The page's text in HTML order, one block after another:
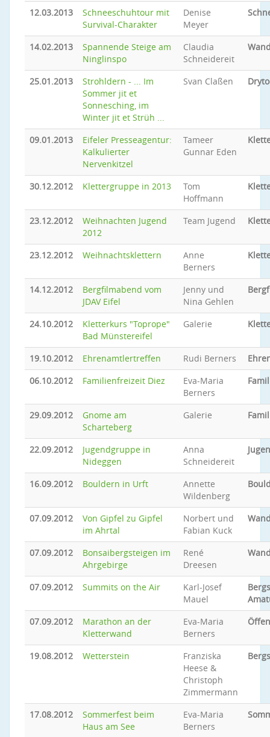
12.03.2013
Schneeschuhtour mit
Survival-Charakter
Denise
Meyer
14.02.2013
Spannende Steige am
Ninglinspo
Claudia
Schneidereit
25.01.2013
Strohldern - ... Im
Sommer jit et
Sonnesching, im
Winter jit et Strüh ...
Svan Claßen
09.01.2013
Eifeler Presseagentur:
Kalkulierter
Nervenkitzel
Tameer
Gunnar Eden
30.12.2012 Klettergruppe in 2013
Tom
Hoffmann
23.12.2012
Weihnachten Jugend
2012
Team Jugend
23.12.2012 Weihnachtsklettern
Anne
Berners
14.12.2012
Bergfilmabend vom
JDAV Eifel
Jenny und
Nina Gehlen
24.10.2012
Kletterkurs "Toprope"
Bad Münstereifel
Galerie
19.10.2012 Ehrenamtlertreffen Rudi Berners
06.10.2012
Familienfreizeit Diez
Eva-Maria
Berners
29.09.2012
Gnome am
Scharteberg
Galerie
22.09.2012
Jugendgruppe in
Nideggen
Anna
Schneidereit
16.09.2012 Bouldern in Urft
Annette
Wildenberg
07.09.2012
Von Gipfel zu Gipfel
im Ahrtal
Norbert und
Fabian Kuck
07.09.2012
Bonsaibergsteigen im
Ahrgebirge
René
Dreesen
07.09.2012 Summits on the Air
Karl-Josef
Mauel
07.09.2012
Marathon an der
Kletterwand
Eva-Maria
Berners
19.08.2012 Wetterstein
Franziska
Heese &
Christoph
Zimmermann
17.08.2012
Sommerfest beim
Haus am See
Eva-Maria
Berners